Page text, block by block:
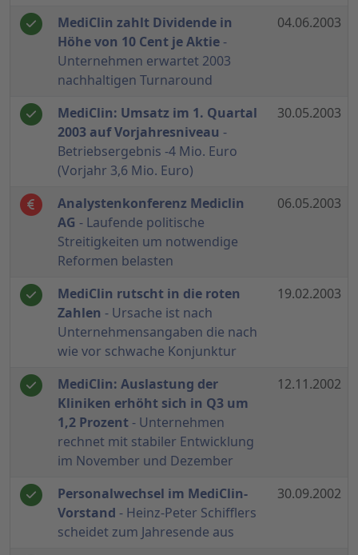
MediClin zahlt Dividende in
Höhe von 10 Cent je Aktie -
Unternehmen erwartet 2003
nachhaltigen Turnaround
04.06.2003
MediClin: Umsatz im 1. Quartal
2003 auf Vorjahresniveau -
Betriebsergebnis -4 Mio. Euro
(Vorjahr 3,6 Mio. Euro)
30.05.2003
Analystenkonferenz Mediclin
AG - Laufende politische
Streitigkeiten um notwendige
Reformen belasten
06.05.2003
MediClin rutscht in die roten
Zahlen - Ursache ist nach
Unternehmensangaben die nach
wie vor schwache Konjunktur
19.02.2003
MediClin: Auslastung der
Kliniken erhöht sich in Q3 um
1,2 Prozent - Unternehmen
rechnet mit stabiler Entwicklung
im November und Dezember
12.11.2002
Personalwechsel im MediClin-
Vorstand - Heinz-Peter Schifflers
scheidet zum Jahresende aus
30.09.2002